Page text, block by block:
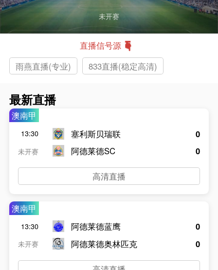
未开赛
直播信号源
雨燕直播(专业)
833直播(稳定高清)
最新直播
澳南甲
13:30
未开赛
塞利斯贝瑞联
阿德莱德SC
0
0
高清直播
澳南甲
13:30
未开赛
阿德莱德蓝鹰
阿德莱德奥林匹克
0
0